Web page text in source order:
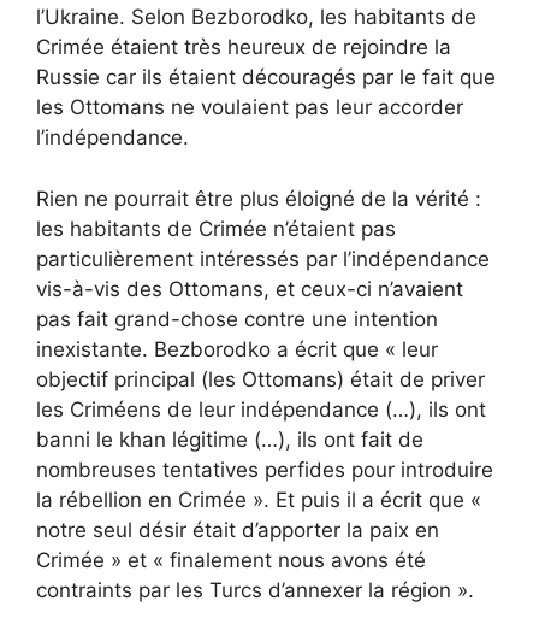
l’Ukraine. Selon Bezborodko, les habitants de
Crimée étaient très heureux de rejoindre la
Russie car ils étaient découragés par le fait que
les Ottomans ne voulaient pas leur accorder
l’indépendance.
Rien ne pourrait être plus éloigné de la vérité :
les habitants de Crimée n’étaient pas
particulièrement intéressés par l’indépendance
vis-à-vis des Ottomans, et ceux-ci n’avaient
pas fait grand-chose contre une intention
inexistante. Bezborodko a écrit que « leur
objectif principal (les Ottomans) était de priver
les Criméens de leur indépendance (…), ils ont
banni le khan légitime (…), ils ont fait de
nombreuses tentatives perfides pour introduire
la rébellion en Crimée ». Et puis il a écrit que «
notre seul désir était d’apporter la paix en
Crimée » et « finalement nous avons été
contraints par les Turcs d’annexer la région ».